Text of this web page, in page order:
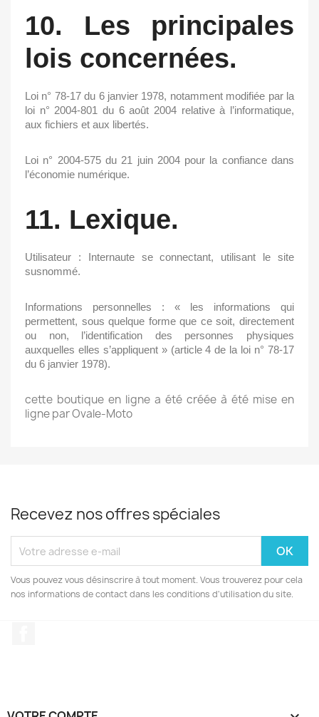
10. Les principales
lois concernées.
Loi n° 78-17 du 6 janvier 1978, notamment modifiée par la
loi n° 2004-801 du 6 août 2004 relative à l’informatique,
aux fichiers et aux libertés.
Loi n° 2004-575 du 21 juin 2004 pour la confiance dans
l’économie numérique.
11. Lexique.
Utilisateur : Internaute se connectant, utilisant le site
susnommé.
Informations personnelles : « les informations qui
permettent, sous quelque forme que ce soit, directement
ou non, l’identification des personnes physiques
auxquelles elles s’appliquent » (article 4 de la loi n° 78-17
du 6 janvier 1978).
cette boutique en ligne a été créée à été mise en
ligne par Ovale-Moto
Recevez nos offres spéciales
Vous pouvez vous désinscrire à tout moment. Vous trouverez pour cela
nos informations de contact dans les conditions d'utilisation du site.